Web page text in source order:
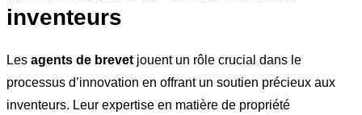
inventeurs
Les agents de brevet jouent un rôle crucial dans le
processus d’innovation en offrant un soutien précieux aux
inventeurs. Leur expertise en matière de propriété